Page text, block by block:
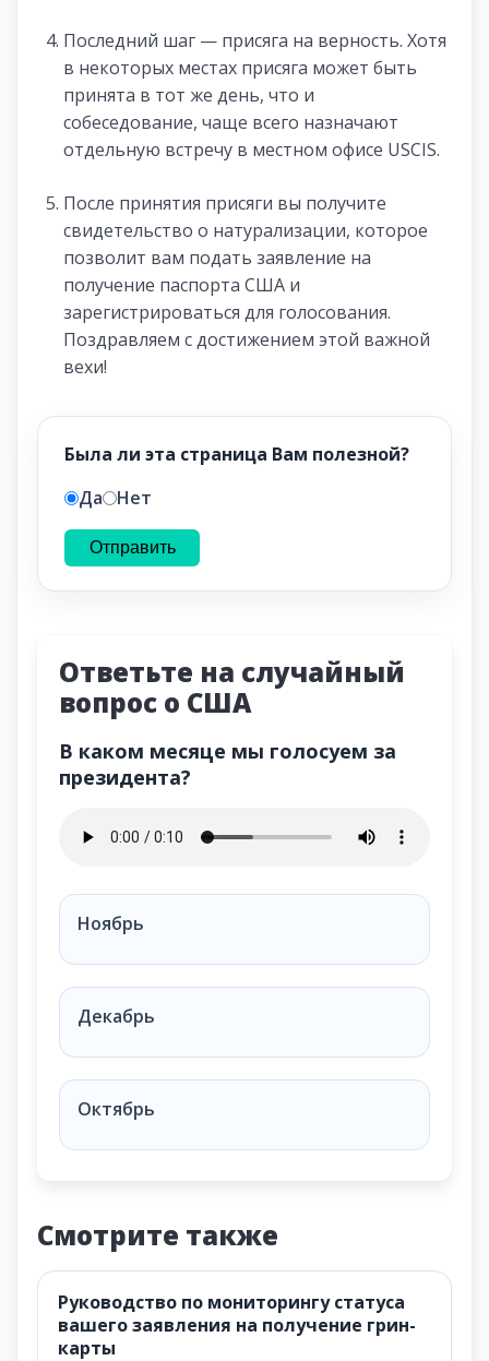
Последний шаг — присяга на верность. Хотя
в некоторых местах присяга может быть
принята в тот же день, что и
собеседование, чаще всего назначают
отдельную встречу в местном офисе USCIS.
После принятия присяги вы получите
свидетельство о натурализации, которое
позволит вам подать заявление на
получение паспорта США и
зарегистрироваться для голосования.
Поздравляем с достижением этой важной
вехи!
Была ли эта страница Вам полезной?
Да
Нет
Отправить
Ответьте на случайный
вопрос о США
В каком месяце мы голосуем за
президента?
В каком месяце мы голосуем за президента?
Ноябрь
Декабрь
Октябрь
Смотрите также
Руководство по мониторингу статуса
вашего заявления на получение грин-
карты